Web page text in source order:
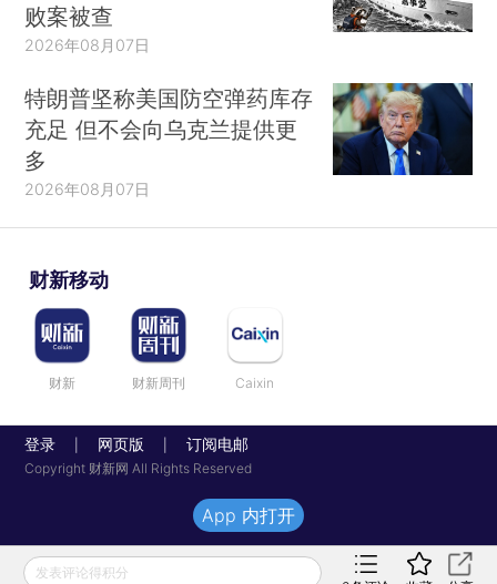
败案被查
2026年08月07日
特朗普坚称美国防空弹药库存
充足 但不会向乌克兰提供更
多
2026年08月07日
财新移动
财新 财新周刊 Caixin
登录 网页版 订阅电邮
Copyright 财新网 All Rights Reserved
发表评论得积分
App 内打开